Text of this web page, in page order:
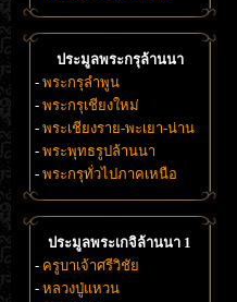
ประมูลพระกรุล้านนา
- พระกรุลำพูน
- พระกรุเชียงใหม่
- พระเชียงราย-พะเยา-น่าน
- พระพุทธรูปล้านนา
- พระกรุทั่วไปภาคเหนือ
ประมูลพระเกจิล้านนา 1
- ครูบาเจ้าศรีวิชัย
- หลวงปู่แหวน